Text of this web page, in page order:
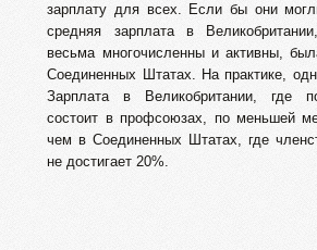
зарплату для всех. Если бы они
средняя зарплата в
весьма многочисленны и активны,
Соединенных Штатах. На практике,
Зарплата в Великобритании, где
состоит в профсоюзах, по меньшей
чем в Соединенных Штатах, где
не достигает 20%.